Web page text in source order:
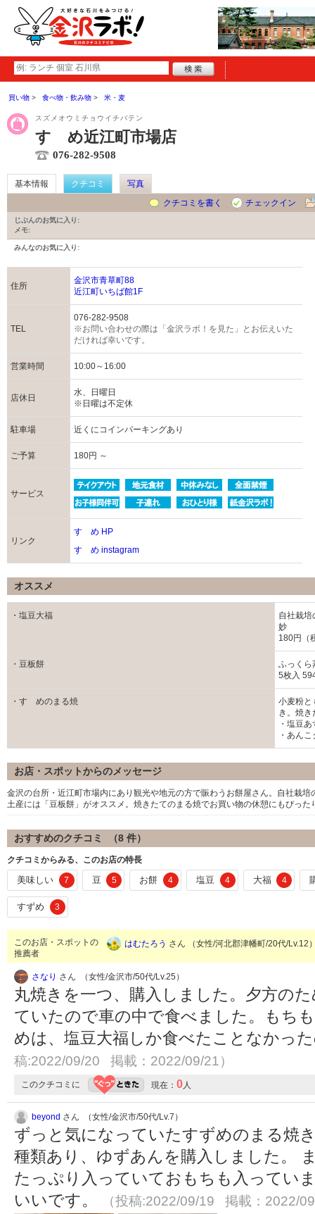
買い物 食べ物・飲み物 米・麦
スズメオウミチョウイチバテン
すゞめ近江町市場店
076-282-9508
基本情報 クチコミ
写真
クチコミを書く
チェックイン
じぶんのお気に入り:
メモ:
みんなのお気に入り:
住所
金沢市青草町88
近江町いちば館1F
TEL
076-282-9508
※お問い合わせの際は「金沢ラボ！を見た」とお伝えいた
だければ幸いです。
営業時間 10:00～16:00
店休日
水、日曜日
※日曜は不定休
駐車場 近くにコインパーキングあり
ご予算 180円 ～
サービス
リンク
すゞめ HP
すゞめ instagram
オススメ
・塩豆大福
自社栽培
妙
180円（
・豆板餅
ふっくら
5枚入
・すゞめのまる焼
小麦粉と
き。焼
・塩豆
・あん
お店・スポットからのメッセージ
金沢の台所・近江町市場内にあり観光や地元の方で賑わうお餅屋さん。自社栽
土産には「豆板餅」がオススメ。焼きたてのまる焼でお買い物の休憩にもぴった
おすすめのクチコミ （8 件）
クチコミからみる、このお店の特長
美味しい 7 豆 5 お餅 4 塩豆 4 大福 4
すずめ 3
このお店・スポットの
推薦者
はむたろう さん （女性/河北郡津幡町/20代/Lv.12
さなり さん （女性/金沢市/50代/Lv.25）
丸焼きを一つ、購入しました。夕方の
ていたので車の中で食べました。もち
めは、塩豆大福しか食べたことなかっ
稿:2022/09/20 掲載：2022/09/21）
このクチコミに 現在： 0人
beyond さん （女性/金沢市/50代/Lv.7）
ずっと気になっていたすずめのまる焼
種類あり、ゆずあんを購入しました。
たっぷり入っていておもちも入ってい
いいです。
（投稿:2022/09/19 掲載：2022/